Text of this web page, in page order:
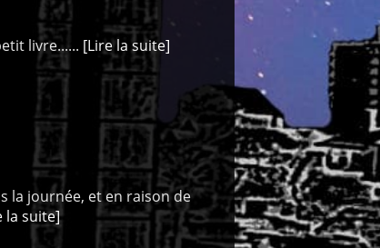
livre...... [Lire la suite]
la journée, et en raison de
la suite]